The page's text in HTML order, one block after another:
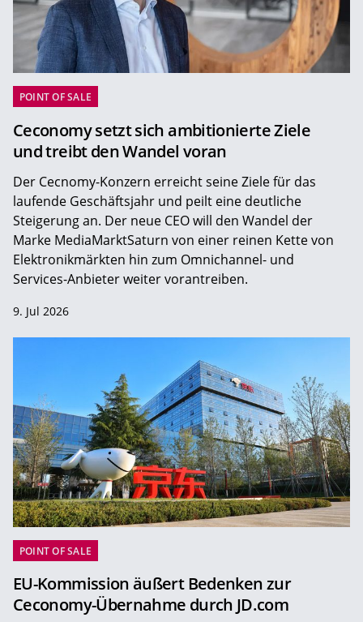
POINT OF SALE
Ceconomy setzt sich ambitionierte Ziele
und treibt den Wandel voran
Der Cecnomy-Konzern erreicht seine Ziele für das
laufende Geschäftsjahr und peilt eine deutliche
Steigerung an. Der neue CEO will den Wandel der
Marke MediaMarktSaturn von einer reinen Kette von
Elektronikmärkten hin zum Omnichannel- und
Services-Anbieter weiter vorantreiben.
9. Jul 2026
POINT OF SALE
EU-Kommission äußert Bedenken zur
Ceconomy-Übernahme durch JD.com